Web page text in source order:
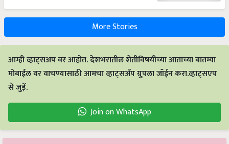
More Stories
आम्ही व्हाट्सअप वर आहोत. देशभरातील शेतीविषयीच्या आताच्या बातम्या
मोबाईल वर वाचण्यासाठी आमचा व्हाट्सअँप ग्रुपला जॉईन करा.व्हाट्सएप
से जुड़ें.
Join on WhatsApp